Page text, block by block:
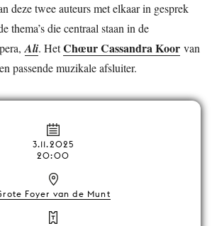
deze twee auteurs met elkaar in gesprek
thema’s die centraal staan in de
Ali. HetChœur Cassandra Koor van
passende muzikale afsluiter.
3.11.2025
20:00
Foyer van de Munt